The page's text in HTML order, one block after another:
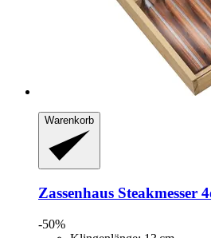
Warenkorb
Zassenhaus Steakmesser
-50%